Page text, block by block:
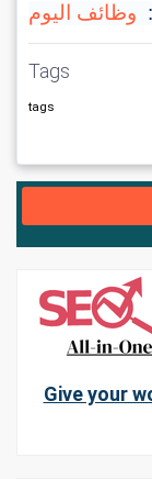
وظائف اليوم
Tags
tags
Give your